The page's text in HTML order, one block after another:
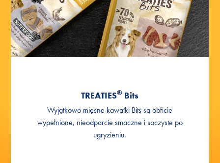
TREATIES® Bits
Wyjątkowo mięsne kawałki Bits są obficie
wypełnione, nieodparcie smaczne i soczyste po
ugryzieniu.